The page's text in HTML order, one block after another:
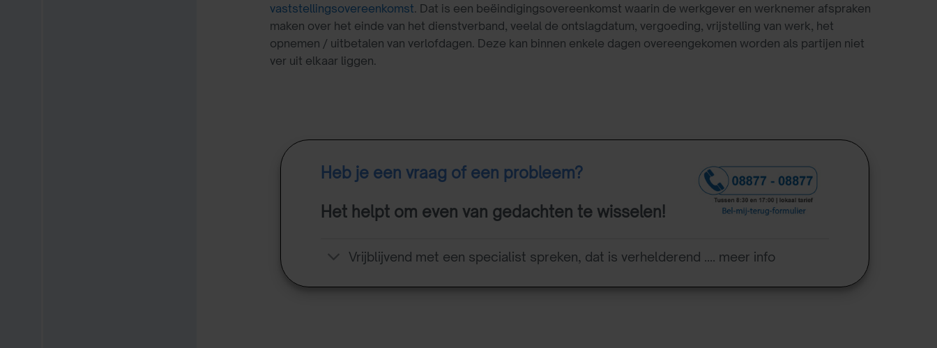
vaststellingsovereenkomst. Dat is een beëindigingsovereenkomst waarin de werkgever en werknemer afspraken
maken over het einde van het dienstverband, veelal de ontslagdatum, vergoeding, vrijstelling van werk, het
opnemen / uitbetalen van verlofdagen. Deze kan binnen enkele dagen overeengekomen worden als partijen niet
ver uit elkaar liggen.
Heb je een vraag of een probleem?
Het helpt om even van gedachten te wisselen!
Vrijblijvend met een specialist spreken, dat is verhelderend .... meer info